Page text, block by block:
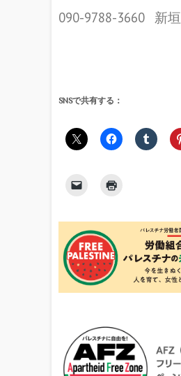
090-9788-3660⠀新垣
SNSで共有する：